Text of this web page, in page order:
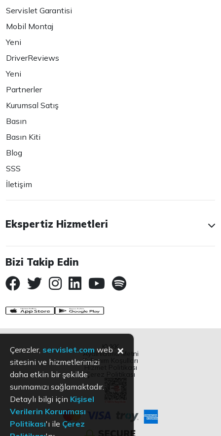
Çerezler, servislet.com web
sitesini ve hizmetlerimizi
daha etkin bir şekilde
sunmamızı sağlamaktadır.
Detaylı bilgi için Kişisel
Verilerin Korunması
Politikası'ı ile Çerez
×
Servislet Garantisi
Mobil Montaj
Yeni
DriverReviews
Yeni
Partnerler
Kurumsal Satış
Basın
Basın Kiti
Blog
SSS
İletişim
Ekspertiz Hizmetleri
Bizi Takip Edin
KVKK
Aydınlatma Metni
Kullanım Koşulları
Hizmet Politikası
Çerez Politikası